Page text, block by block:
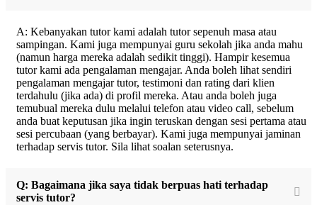
A: Kebanyakan tutor kami adalah tutor sepenuh masa atau
sampingan. Kami juga mempunyai guru sekolah jika anda mahu
(namun harga mereka adalah sedikit tinggi). Hampir kesemua
tutor kami ada pengalaman mengajar. Anda boleh lihat sendiri
pengalaman mengajar tutor, testimoni dan rating dari klien
terdahulu (jika ada) di profil mereka. Atau anda boleh juga
temubual mereka dulu melalui telefon atau video call, sebelum
anda buat keputusan jika ingin teruskan dengan sesi pertama atau
sesi percubaan (yang berbayar). Kami juga mempunyai jaminan
terhadap servis tutor. Sila lihat soalan seterusnya.
Q: Bagaimana jika saya tidak berpuas hati terhadap
servis tutor?